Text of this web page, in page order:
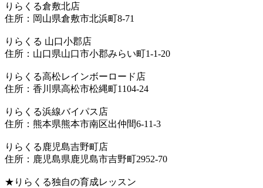
りらくる倉敷北店
住所：岡山県倉敷市北浜町8-71
りらくる 山口小郡店
住所：山口県山口市小郡みらい町1-1-20
りらくる高松レインボーロード店
住所：香川県高松市松縄町1104-24
りらくる浜線バイパス店
住所：熊本県熊本市南区出仲間6-11-3
りらくる鹿児島吉野町店
住所：鹿児島県鹿児島市吉野町2952-70
★りらくる独自の育成レッスン